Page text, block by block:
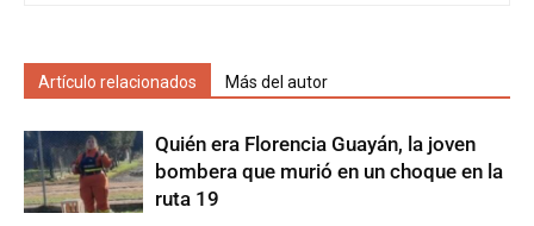
Artículo relacionados Más del autor
Quién era Florencia Guayán, la joven
bombera que murió en un choque en la
ruta 19